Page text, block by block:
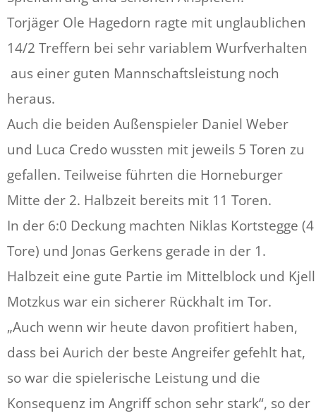
Torjäger Ole Hagedorn ragte mit unglaublichen
14/2 Treffern bei sehr variablem Wurfverhalten
aus einer guten Mannschaftsleistung noch
heraus.
Auch die beiden Außenspieler Daniel Weber
und Luca Credo wussten mit jeweils 5 Toren zu
gefallen. Teilweise führten die Horneburger
Mitte der 2. Halbzeit bereits mit 11 Toren.
In der 6:0 Deckung machten Niklas Kortstegge (4
Tore) und Jonas Gerkens gerade in der 1.
Halbzeit eine gute Partie im Mittelblock und Kjell
Motzkus war ein sicherer Rückhalt im Tor.
„Auch wenn wir heute davon profitiert haben,
dass bei Aurich der beste Angreifer gefehlt hat,
so war die spielerische Leistung und die
Konsequenz im Angriff schon sehr stark“, so der